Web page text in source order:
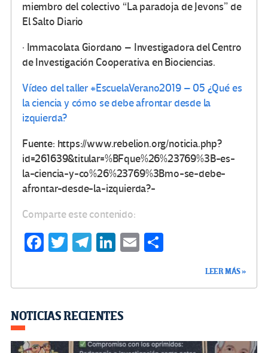
miembro del colectivo “La paradoja de Jevons” de
El Salto Diario
· Immacolata Giordano – Investigadora del Centro
de Investigación Cooperativa en Biociencias.
Vídeo del taller #EscuelaVerano2019– 05 ¿Qué es
la ciencia y cómo se debe afrontar desde la
izquierda?
Fuente: https://www.rebelion.org/noticia.php?
id=261639&titular=%BFque%26%23769%3B-es-
la-ciencia-y-co%26%23769%3Bmo-se-debe-
afrontar-desde-la-izquierda?-
Comparte este contenido:
Fa
o
k
T
Te
m
Li
n
E
tir
LEER MÁS »
NOTICIAS RECIENTES